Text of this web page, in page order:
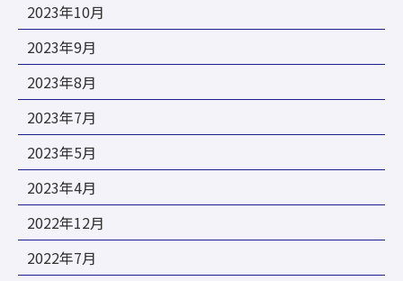
2023年10月
2023年9月
2023年8月
2023年7月
2023年5月
2023年4月
2022年12月
2022年7月